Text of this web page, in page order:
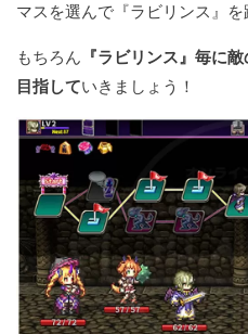
マスを選んで『ラビリンス』を
もちろん 『ラビリンス』毎に
目指していきましょう！